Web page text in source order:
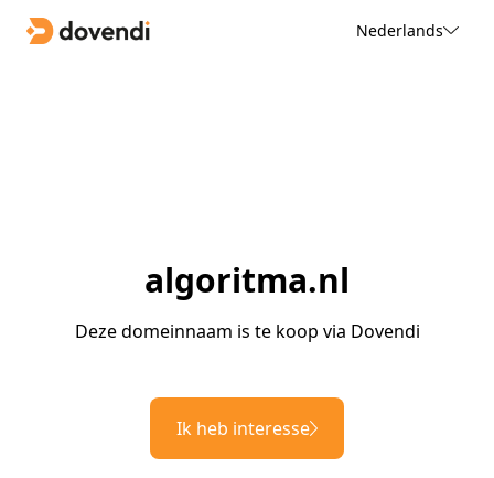
Nederlands
algoritma.nl
Deze domeinnaam is te koop via Dovendi
Ik heb interesse